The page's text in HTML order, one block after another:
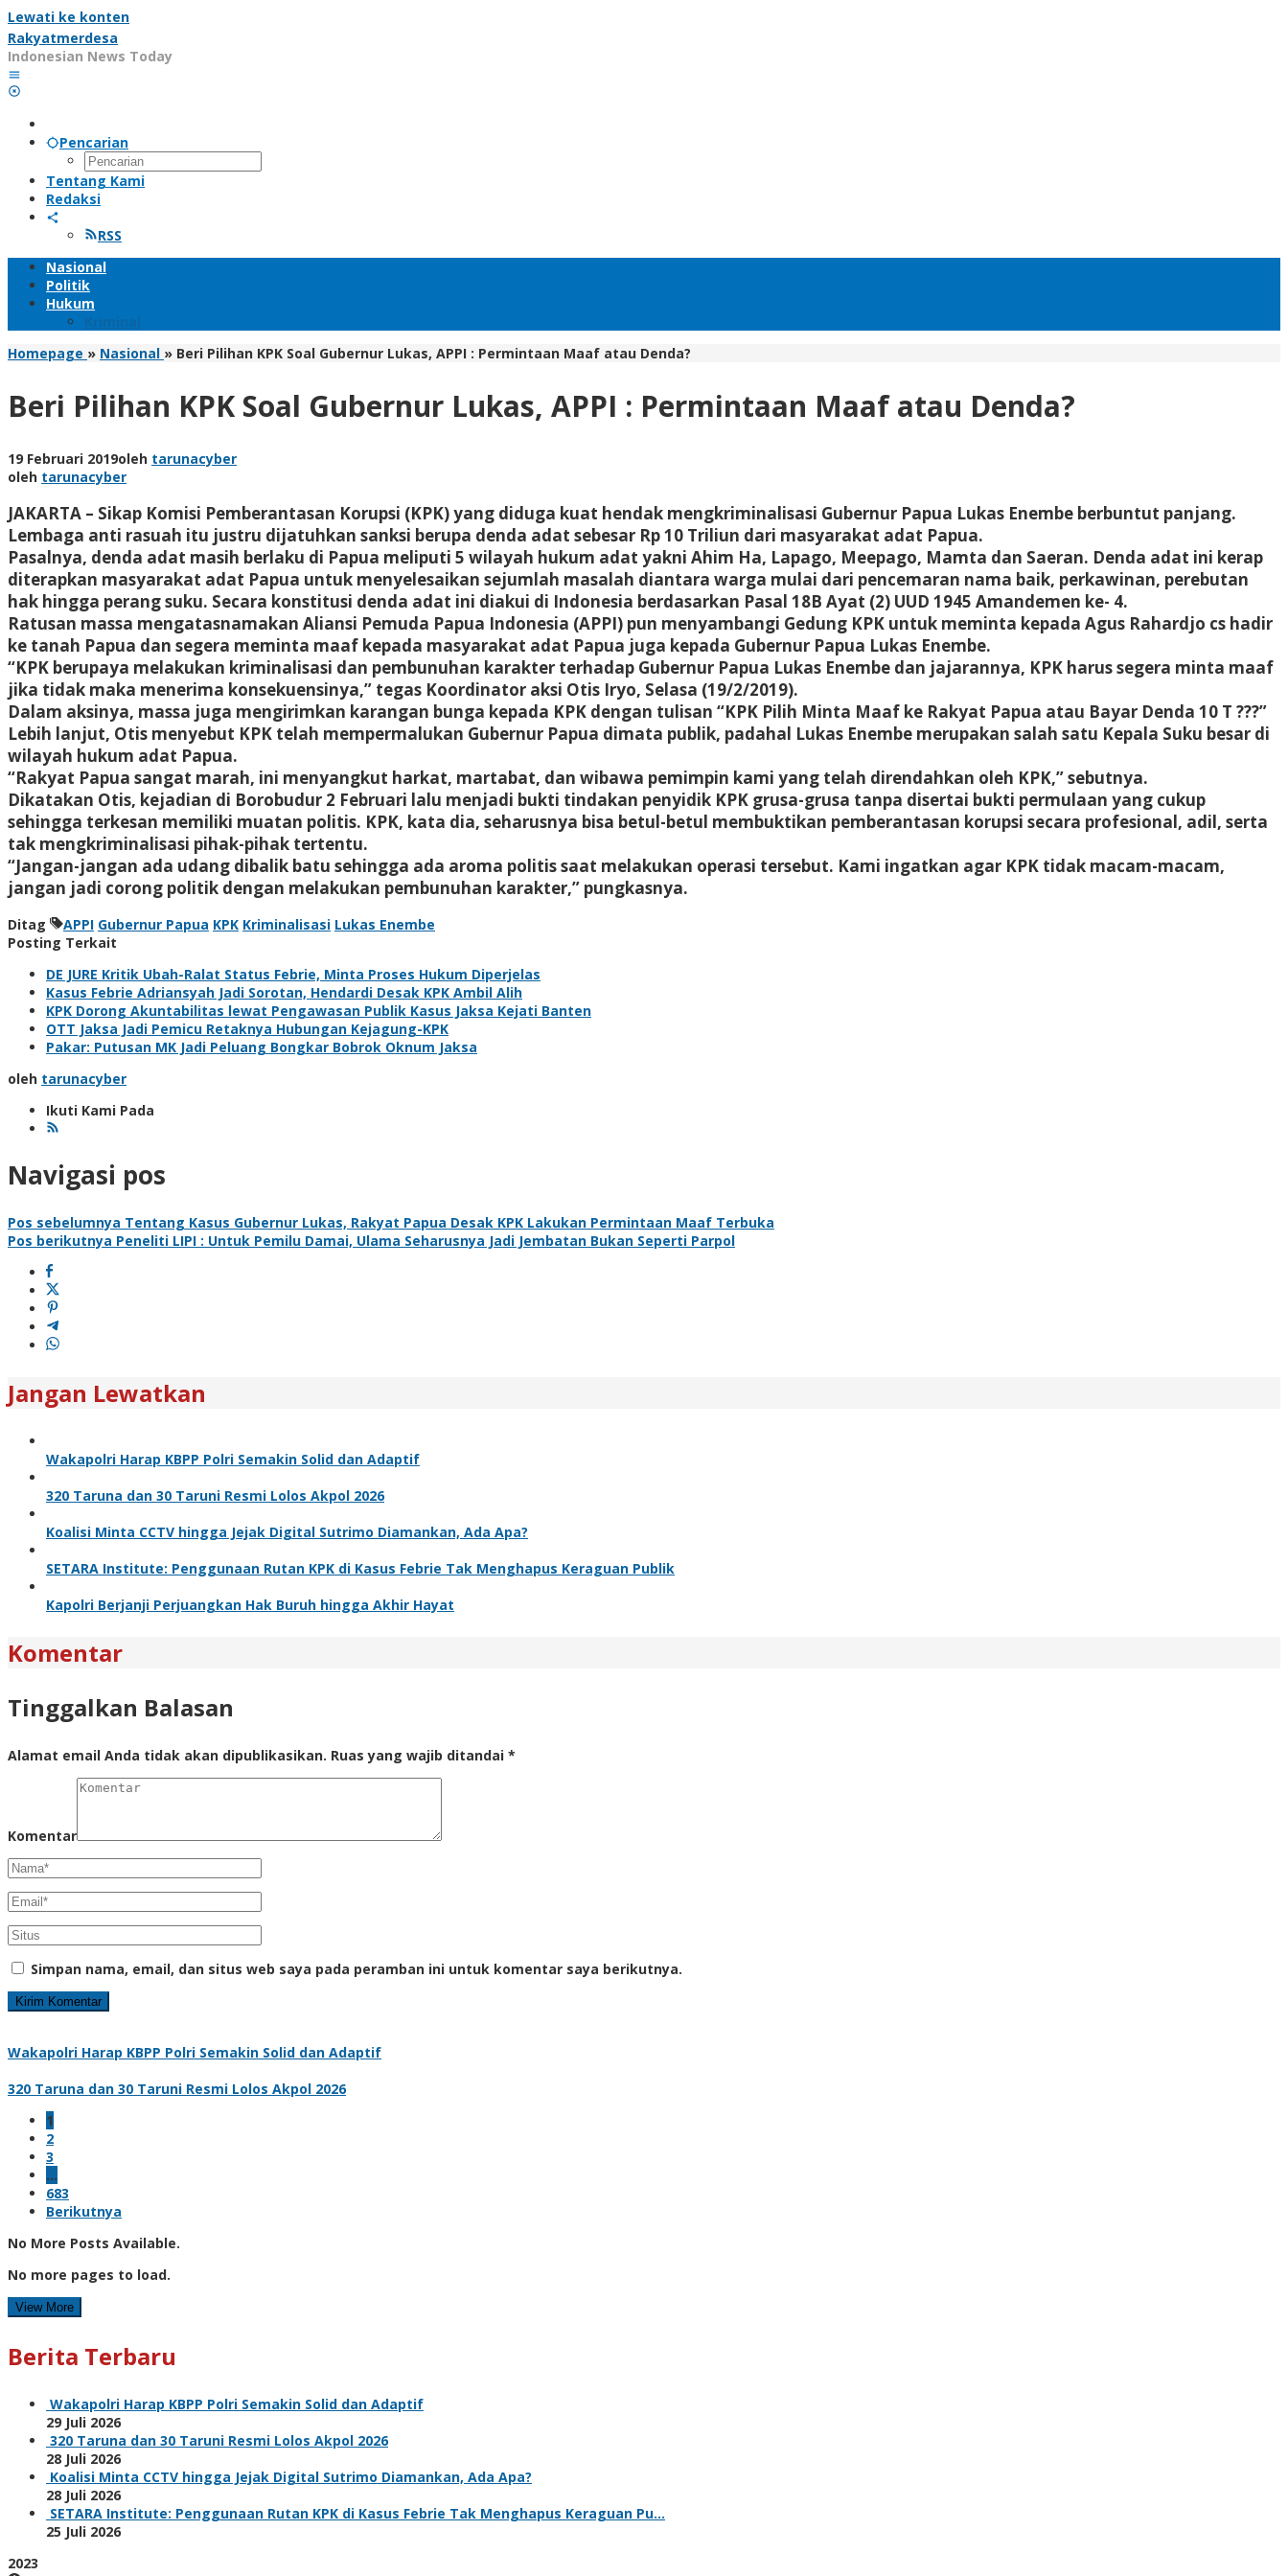
Lewati ke konten
Rakyatmerdesa
Indonesian News Today
Pencarian
Tentang Kami
Redaksi
RSS
Nasional
Politik
Hukum
Kriminal
Homepage » Nasional » Beri Pilihan KPK Soal Gubernur Lukas, APPI : Permintaan Maaf atau Denda?
Beri Pilihan KPK Soal Gubernur Lukas, APPI : Permintaan Maaf atau Denda?
19 Februari 2019oleh tarunacyber
oleh tarunacyber
JAKARTA – Sikap Komisi Pemberantasan Korupsi (KPK) yang diduga kuat hendak mengkriminalisasi Gubernur Papua Lukas Enembe berbuntut panjang.
Lembaga anti rasuah itu justru dijatuhkan sanksi berupa denda adat sebesar Rp 10 Triliun dari masyarakat adat Papua.
Pasalnya, denda adat masih berlaku di Papua meliputi 5 wilayah hukum adat yakni Ahim Ha, Lapago, Meepago, Mamta dan Saeran. Denda adat ini kerap
diterapkan masyarakat adat Papua untuk menyelesaikan sejumlah masalah diantara warga mulai dari pencemaran nama baik, perkawinan, perebutan
hak hingga perang suku. Secara konstitusi denda adat ini diakui di Indonesia berdasarkan Pasal 18B Ayat (2) UUD 1945 Amandemen ke- 4.
Ratusan massa mengatasnamakan Aliansi Pemuda Papua Indonesia (APPI) pun menyambangi Gedung KPK untuk meminta kepada Agus Rahardjo cs hadir
ke tanah Papua dan segera meminta maaf kepada masyarakat adat Papua juga kepada Gubernur Papua Lukas Enembe.
“KPK berupaya melakukan kriminalisasi dan pembunuhan karakter terhadap Gubernur Papua Lukas Enembe dan jajarannya, KPK harus segera minta maaf
jika tidak maka menerima konsekuensinya,” tegas Koordinator aksi Otis Iryo, Selasa (19/2/2019).
Dalam aksinya, massa juga mengirimkan karangan bunga kepada KPK dengan tulisan “KPK Pilih Minta Maaf ke Rakyat Papua atau Bayar Denda 10 T ???”
Lebih lanjut, Otis menyebut KPK telah mempermalukan Gubernur Papua dimata publik, padahal Lukas Enembe merupakan salah satu Kepala Suku besar di
wilayah hukum adat Papua.
“Rakyat Papua sangat marah, ini menyangkut harkat, martabat, dan wibawa pemimpin kami yang telah direndahkan oleh KPK,” sebutnya.
Dikatakan Otis, kejadian di Borobudur 2 Februari lalu menjadi bukti tindakan penyidik KPK grusa-grusa tanpa disertai bukti permulaan yang cukup
sehingga terkesan memiliki muatan politis. KPK, kata dia, seharusnya bisa betul-betul membuktikan pemberantasan korupsi secara profesional, adil, serta
tak mengkriminalisasi pihak-pihak tertentu.
“Jangan-jangan ada udang dibalik batu sehingga ada aroma politis saat melakukan operasi tersebut. Kami ingatkan agar KPK tidak macam-macam,
jangan jadi corong politik dengan melakukan pembunuhan karakter,” pungkasnya.
Ditag APPI Gubernur Papua KPK Kriminalisasi Lukas Enembe
Posting Terkait
DE JURE Kritik Ubah-Ralat Status Febrie, Minta Proses Hukum Diperjelas
Kasus Febrie Adriansyah Jadi Sorotan, Hendardi Desak KPK Ambil Alih
KPK Dorong Akuntabilitas lewat Pengawasan Publik Kasus Jaksa Kejati Banten
OTT Jaksa Jadi Pemicu Retaknya Hubungan Kejagung-KPK
Pakar: Putusan MK Jadi Peluang Bongkar Bobrok Oknum Jaksa
oleh tarunacyber
Ikuti Kami Pada
Navigasi pos
Pos sebelumnya Tentang Kasus Gubernur Lukas, Rakyat Papua Desak KPK Lakukan Permintaan Maaf Terbuka
Pos berikutnya Peneliti LIPI : Untuk Pemilu Damai, Ulama Seharusnya Jadi Jembatan Bukan Seperti Parpol
Jangan Lewatkan
Wakapolri Harap KBPP Polri Semakin Solid dan Adaptif
320 Taruna dan 30 Taruni Resmi Lolos Akpol 2026
Koalisi Minta CCTV hingga Jejak Digital Sutrimo Diamankan, Ada Apa?
SETARA Institute: Penggunaan Rutan KPK di Kasus Febrie Tak Menghapus Keraguan Publik
Kapolri Berjanji Perjuangkan Hak Buruh hingga Akhir Hayat
Komentar
Tinggalkan Balasan
Alamat email Anda tidak akan dipublikasikan. Ruas yang wajib ditandai *
Komentar
Simpan nama, email, dan situs web saya pada peramban ini untuk komentar saya berikutnya.
Wakapolri Harap KBPP Polri Semakin Solid dan Adaptif
320 Taruna dan 30 Taruni Resmi Lolos Akpol 2026
1
2
3
…
683
Berikutnya
No More Posts Available.
No more pages to load.
View More
Berita Terbaru
Wakapolri Harap KBPP Polri Semakin Solid dan Adaptif
29 Juli 2026
320 Taruna dan 30 Taruni Resmi Lolos Akpol 2026
28 Juli 2026
Koalisi Minta CCTV hingga Jejak Digital Sutrimo Diamankan, Ada Apa?
28 Juli 2026
SETARA Institute: Penggunaan Rutan KPK di Kasus Febrie Tak Menghapus Keraguan Pu…
25 Juli 2026
2023